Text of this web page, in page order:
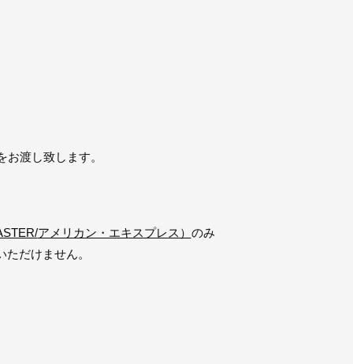
渡し致します。
アメリカン・エキスプレス） のみ
だけません。